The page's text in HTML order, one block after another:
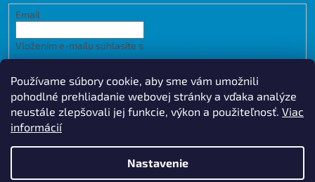
Používame súbory cookie, aby sme vám umožnili
pohodlné prehliadanie webovej stránky a vďaka analýze
neustále zlepšovali jej funkcie, výkon a použiteľnosť. Viac
informácií
Nastavenie
Email
Vložením e-mailu súhlasíte s
údajov
PRIHLÁSIŤ SA